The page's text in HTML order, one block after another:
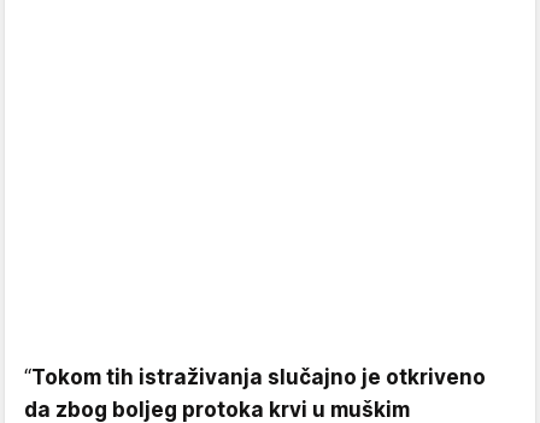
“Tokom tih istraživanja slučajno je otkriveno
da zbog boljeg protoka krvi u muškim